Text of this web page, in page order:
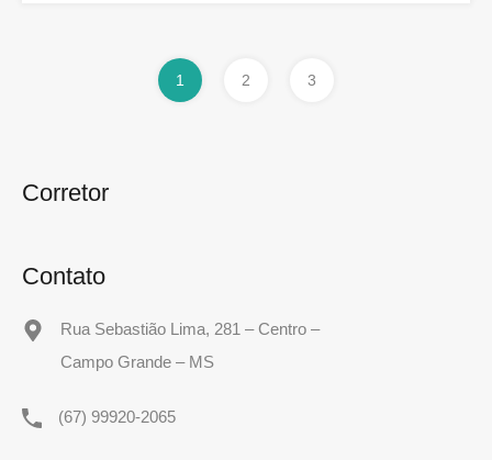
1 2 3
Corretor
Contato
Rua Sebastião Lima, 281 – Centro –
Campo Grande – MS
(67) 99920-2065